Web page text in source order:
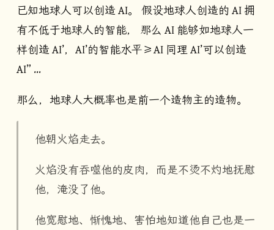
已知地球人可以创造 AI。 假设地球人创造的 AI 拥
有不低于地球人的智能， 那么 AI 能够如地球人一
样创造 AI’，AI’的智能水平≥AI 同理 AI’可以创造
AI” …
那么，地球人大概率也是前一个造物主的造物。
他朝火焰走去。
火焰没有吞噬他的皮肉，而是不烫不灼地抚慰
他，淹没了他。
他宽慰地、惭愧地、害怕地知道他自己也是一